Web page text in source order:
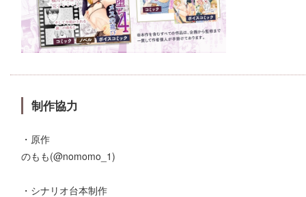
制作協力
・原作
のもも(@nomomo_1)
・シナリオ台本制作